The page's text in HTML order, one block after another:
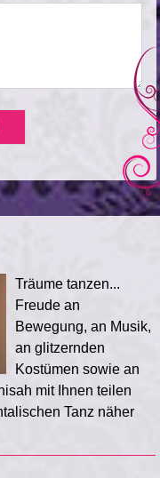
Träume tanzen...
Freude an
Bewegung, an Musik,
an glitzernden
Kostümen sowie an
mit Ihnen teilen
Tanz näher